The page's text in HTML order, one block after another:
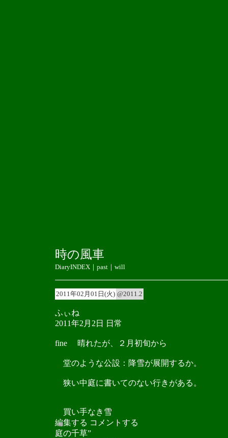
時の風車
DiaryINDEX｜ past｜ will
2011年02月01日(火) @2011.2
ふぃね
2011年2月2日 日常
fine 晴れたが、２月初旬から
堂のような公設：降雪が展開するか。
狭い中庭に書いてのない行きがある。
買い手なき雪
編集する コメントする
庭の千草”